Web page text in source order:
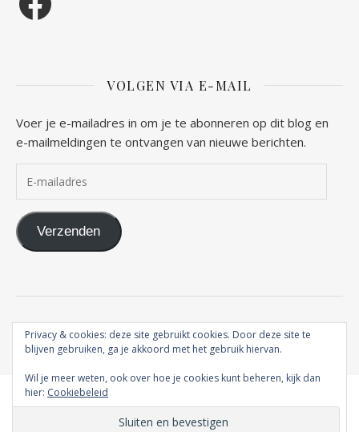
VOLGEN VIA E-MAIL
Voer je e-mailadres in om je te abonneren op dit blog en
e-mailmeldingen te ontvangen van nieuwe berichten.
Verzenden
2026 Vrouw naar Gods hart ©
Ashe thema doorWP Royal
Privacy & cookies: deze site gebruikt cookies. Door deze site te
blijven gebruiken, ga je akkoord met het gebruik hiervan.
Wil je meer weten, ook over hoe je cookies kunt beheren, kijk dan
hier: Cookiebeleid